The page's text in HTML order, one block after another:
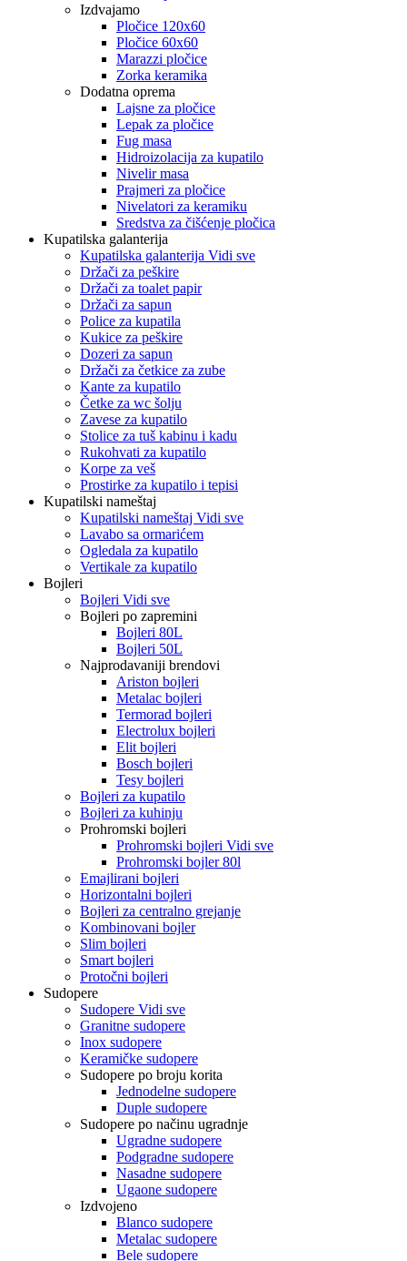
Izdvajamo
Pločice 120x60
Pločice 60x60
Marazzi pločice
Zorka keramika
Dodatna oprema
Lajsne za pločice
Lepak za pločice
Fug masa
Hidroizolacija za kupatilo
Nivelir masa
Prajmeri za pločice
Nivelatori za keramiku
Sredstva za čišćenje pločica
Kupatilska galanterija
Kupatilska galanterija Vidi sve
Držači za peškire
Držači za toalet papir
Držači za sapun
Police za kupatila
Kukice za peškire
Dozeri za sapun
Držači za četkice za zube
Kante za kupatilo
Četke za wc šolju
Zavese za kupatilo
Stolice za tuš kabinu i kadu
Rukohvati za kupatilo
Korpe za veš
Prostirke za kupatilo i tepisi
Kupatilski nameštaj
Kupatilski nameštaj Vidi sve
Lavabo sa ormarićem
Ogledala za kupatilo
Vertikale za kupatilo
Bojleri
Bojleri Vidi sve
Bojleri po zapremini
Bojleri 80L
Bojleri 50L
Najprodavaniji brendovi
Ariston bojleri
Metalac bojleri
Termorad bojleri
Electrolux bojleri
Elit bojleri
Bosch bojleri
Tesy bojleri
Bojleri za kupatilo
Bojleri za kuhinju
Prohromski bojleri
Prohromski bojleri Vidi sve
Prohromski bojler 80l
Emajlirani bojleri
Horizontalni bojleri
Bojleri za centralno grejanje
Kombinovani bojler
Slim bojleri
Smart bojleri
Protočni bojleri
Sudopere
Sudopere Vidi sve
Granitne sudopere
Inox sudopere
Keramičke sudopere
Sudopere po broju korita
Jednodelne sudopere
Duple sudopere
Sudopere po načinu ugradnje
Ugradne sudopere
Podgradne sudopere
Nasadne sudopere
Ugaone sudopere
Izdvojeno
Blanco sudopere
Metalac sudopere
Bele sudopere